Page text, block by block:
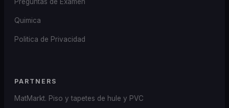
Preguntas de Examen
Quimica
Politica de Privacidad
PARTNERS
MatMarkt. Piso y tapetes de hule y PVC